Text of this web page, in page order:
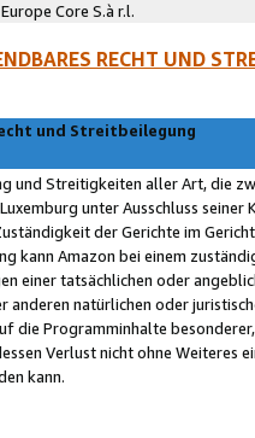
Core S.à r.l.
RECHT UND
und Streitbeilegung
und Streitigkeiten aller Art, die
unter Ausschluss
der Gerichte im
kann Amazon bei einem
einer tatsächlichen oder
anderen natürlichen oder
die Programminhalte
Verlust nicht ohne Weiteres
kann.